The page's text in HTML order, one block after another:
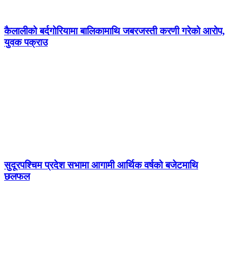
कैलालीको बर्दगोरियामा बालिकामाथि जबरजस्ती करणी गरेको आरोप,
युवक पक्राउ
सुदूरपश्चिम प्रदेश सभामा आगामी आर्थिक वर्षको बजेटमाथि
छलफल